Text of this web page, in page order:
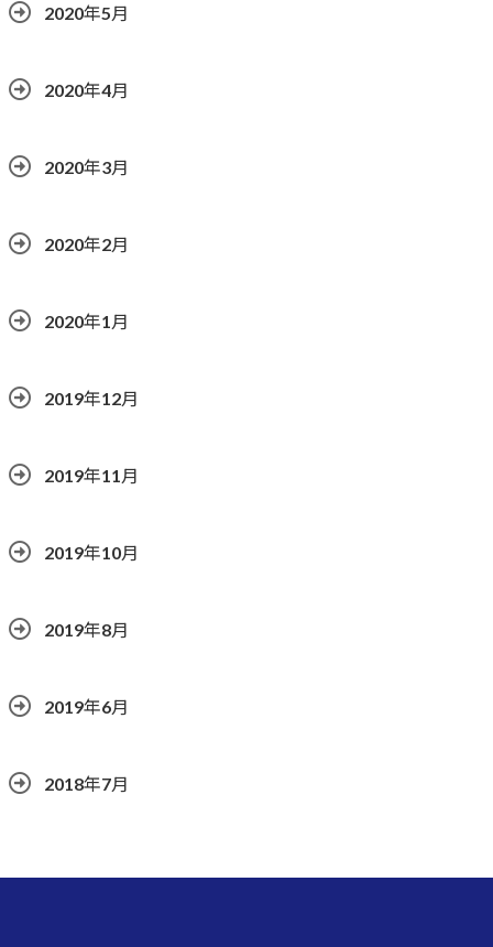
2020年5月
2020年4月
2020年3月
2020年2月
2020年1月
2019年12月
2019年11月
2019年10月
2019年8月
2019年6月
2018年7月